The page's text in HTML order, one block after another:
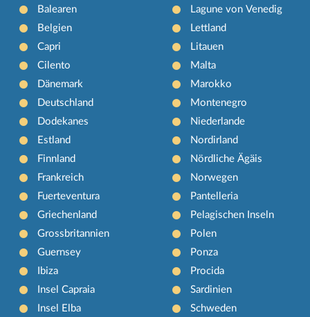
Balearen
Belgien
Capri
Cilento
Dänemark
Deutschland
Dodekanes
Estland
Finnland
Frankreich
Fuerteventura
Griechenland
Grossbritannien
Guernsey
Ibiza
Insel Capraia
Insel Elba
Lagune von Venedig
Lettland
Litauen
Malta
Marokko
Montenegro
Niederlande
Nordirland
Nördliche Ägäis
Norwegen
Pantelleria
Pelagischen Inseln
Polen
Ponza
Procida
Sardinien
Schweden